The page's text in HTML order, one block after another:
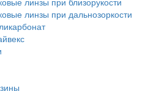
линзы при дальнозоркости